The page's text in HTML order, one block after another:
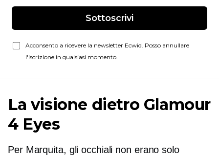
Sottoscrivi
Acconsento a ricevere la newsletter Ecwid. Posso annullare
l'iscrizione in qualsiasi momento.
La visione dietro Glamour
4 Eyes
Per Marquita, gli occhiali non erano solo